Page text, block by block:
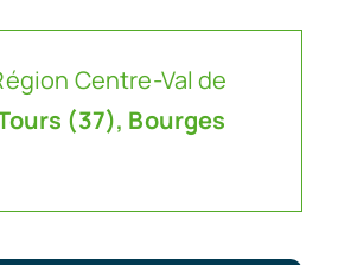
Centre-Val de
(37), Bourges